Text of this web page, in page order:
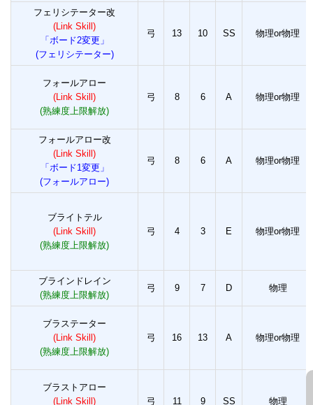
フェリシテーター改
(Link Skill)
「ボード2変更」
(フェリシテーター)
弓 13 10 SS 物理or物理
フォールアロー
(Link Skill)
(熟練度上限解放)
弓 8 6 A 物理or物理
フォールアロー改
(Link Skill)
「ボード1変更」
(フォールアロー)
弓 8 6 A 物理or物理
ブライトテル
(Link Skill)
(熟練度上限解放)
弓 4 3 E 物理or物理
ブラインドレイン
(熟練度上限解放)
弓 9 7 D 物理
ブラステーター
(Link Skill)
(熟練度上限解放)
弓 16 13 A 物理or物理
ブラストアロー
(Link Skill)
弓 11 9 SS 物理